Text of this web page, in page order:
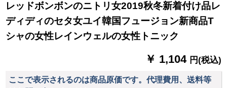
レッドボンボンのニトリ女2019秋冬新着付け品レ
ディディのセタ女ユイ韓国フュージョン新商品T
シャの女性レインウェルの女性トニック
￥ 1,104 円(税込)
ここで表示されるのは商品原価です。代理費用、送料等